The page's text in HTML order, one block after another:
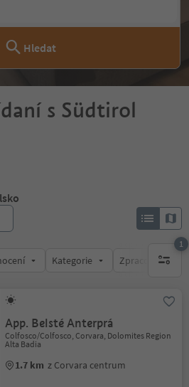
Hledat
s Südtirol
Kategorie Zpracovává
1
1
App. Belsté Anterprá
Colfosco/Colfosco, Corvara, Dolomites Region
Alta Badia
1.7 km z Corvara centrum